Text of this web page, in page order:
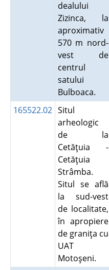
dealului
Zizinca, la
aproximativ
570 m nord-
vest de
centrul
satului
Bulboaca.
165522.02 Situl
arheologic
de la
Cetăţuia -
Cetăţuia
Strâmba.
Situl se află
la sud-vest
de localitate,
în apropiere
de graniţa cu
UAT
Motoşeni.